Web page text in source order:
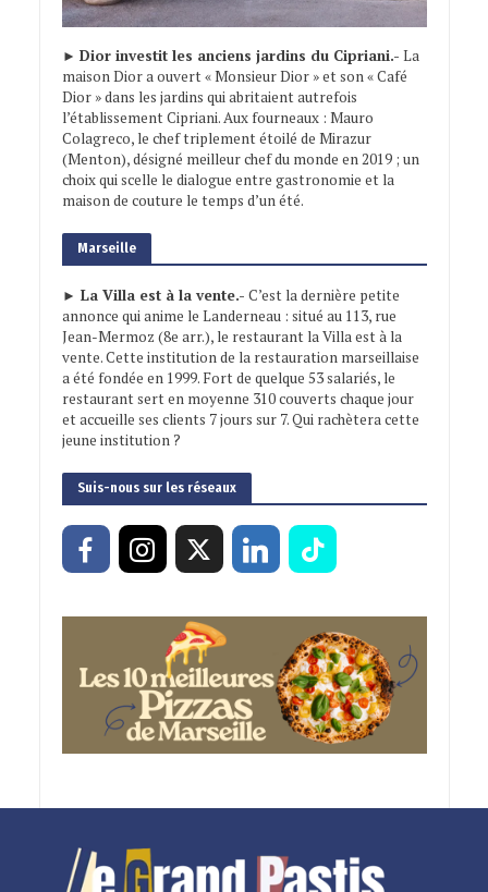
► Dior investit les anciens jardins du Cipriani.- La
maison Dior a ouvert « Monsieur Dior » et son « Café
Dior » dans les jardins qui abritaient autrefois
l’établissement Cipriani. Aux fourneaux : Mauro
Colagreco, le chef triplement étoilé de Mirazur
(Menton), désigné meilleur chef du monde en 2019 ; un
choix qui scelle le dialogue entre gastronomie et la
maison de couture le temps d’un été.
Marseille
► La Villa est à la vente.- C’est la dernière petite
annonce qui anime le Landerneau : situé au 113, rue
Jean-Mermoz (8e arr.), le restaurant la Villa est à la
vente. Cette institution de la restauration marseillaise
a été fondée en 1999. Fort de quelque 53 salariés, le
restaurant sert en moyenne 310 couverts chaque jour
et accueille ses clients 7 jours sur 7. Qui rachètera cette
jeune institution ?
Suis-nous sur les réseaux